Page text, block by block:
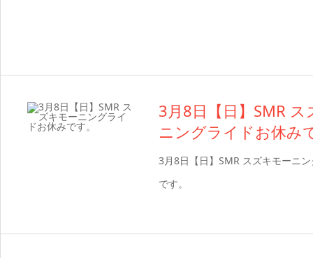
3月8日【日】SMR ス
ニングライドお休み
3月8日【日】SMR スズキモーニ
です。